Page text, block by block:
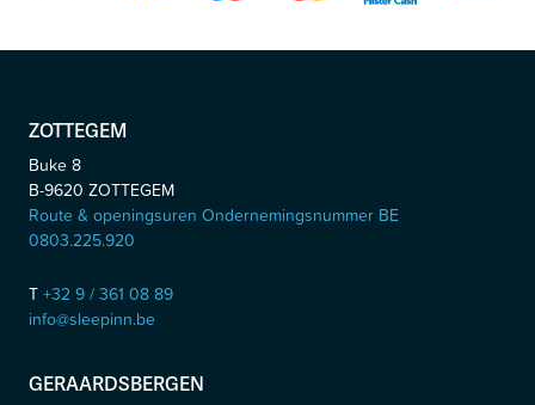
ZOTTEGEM
Buke 8
B-9620 ZOTTEGEM
Route & openingsuren Ondernemingsnummer BE
0803.225.920
T +32 9 / 361 08 89
info@sleepinn.be
GERAARDSBERGEN